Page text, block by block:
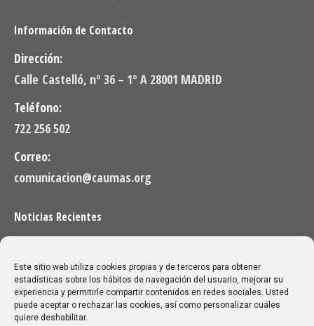
Este sitio web utiliza cookies propias y de terceros para obtener
estadísticas sobre los hábitos de navegación del usuario, mejorar su
experiencia y permitirle compartir contenidos en redes sociales. Usted
puede aceptar o rechazar las cookies, así como personalizar cuáles
quiere deshabilitar.
Información de Contacto
Dirección:
Calle Castelló, nº 36 – 1º A 28001 MADRID
Teléfono:
722 256 502
Correo:
comunicacion@caumas.org
Noticias Recientes
Semana del 3 de agosto de 2026
30/07/2026
Melilla: una joya escondida para viajar sin prisa